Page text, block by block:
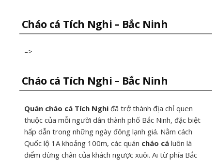
Cháo cá Tích Nghi – Bắc Ninh
–>
Cháo cá Tích Nghi – Bắc Ninh
Quán cháo cá Tích Nghi đã trở thành địa chỉ quen
thuộc của mỗi người dân thành phố Bắc Ninh, đặc biệt
hấp dẫn trong những ngày đông lạnh giá. Nằm cách
Quốc lộ 1A khoảng 100m, các quán cháo cá luôn là
điểm dừng chân của khách ngược xuôi. Ai từ phía Bắc